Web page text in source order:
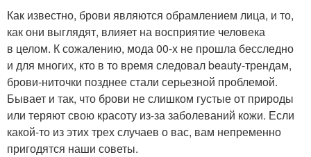
Как известно, брови являются обрамлением лица, и то,
как они выглядят, влияет на восприятие человека
в целом. К сожалению, мода 00-х не прошла бесследно
и для многих, кто в то время следовал beauty-трендам,
брови-ниточки позднее стали серьезной проблемой.
Бывает и так, что брови не слишком густые от природы
или теряют свою красоту из-за заболеваний кожи. Если
какой-то из этих трех случаев о вас, вам непременно
пригодятся наши советы.